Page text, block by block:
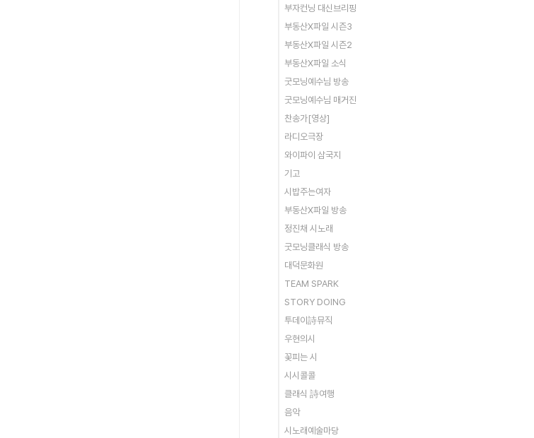
부자컨닝 대신브리핑
부동산X파일 시즌3
부동산X파일 시즌2
부동산X파일 소식
굿모닝예수님 방송
굿모닝예수님 매거진
찬송가[영상]
라디오극장
와이파이 삼국지
기고
시밥주는여자
부동산X파일 방송
정진채 시노래
굿모닝클래식 방송
대덕문화원
TEAM SPARK
STORY DOING
투데이詩뮤직
우현의시
꽃피는 시
시시콜콜
클래식 詩여행
음악
시노래예술마당